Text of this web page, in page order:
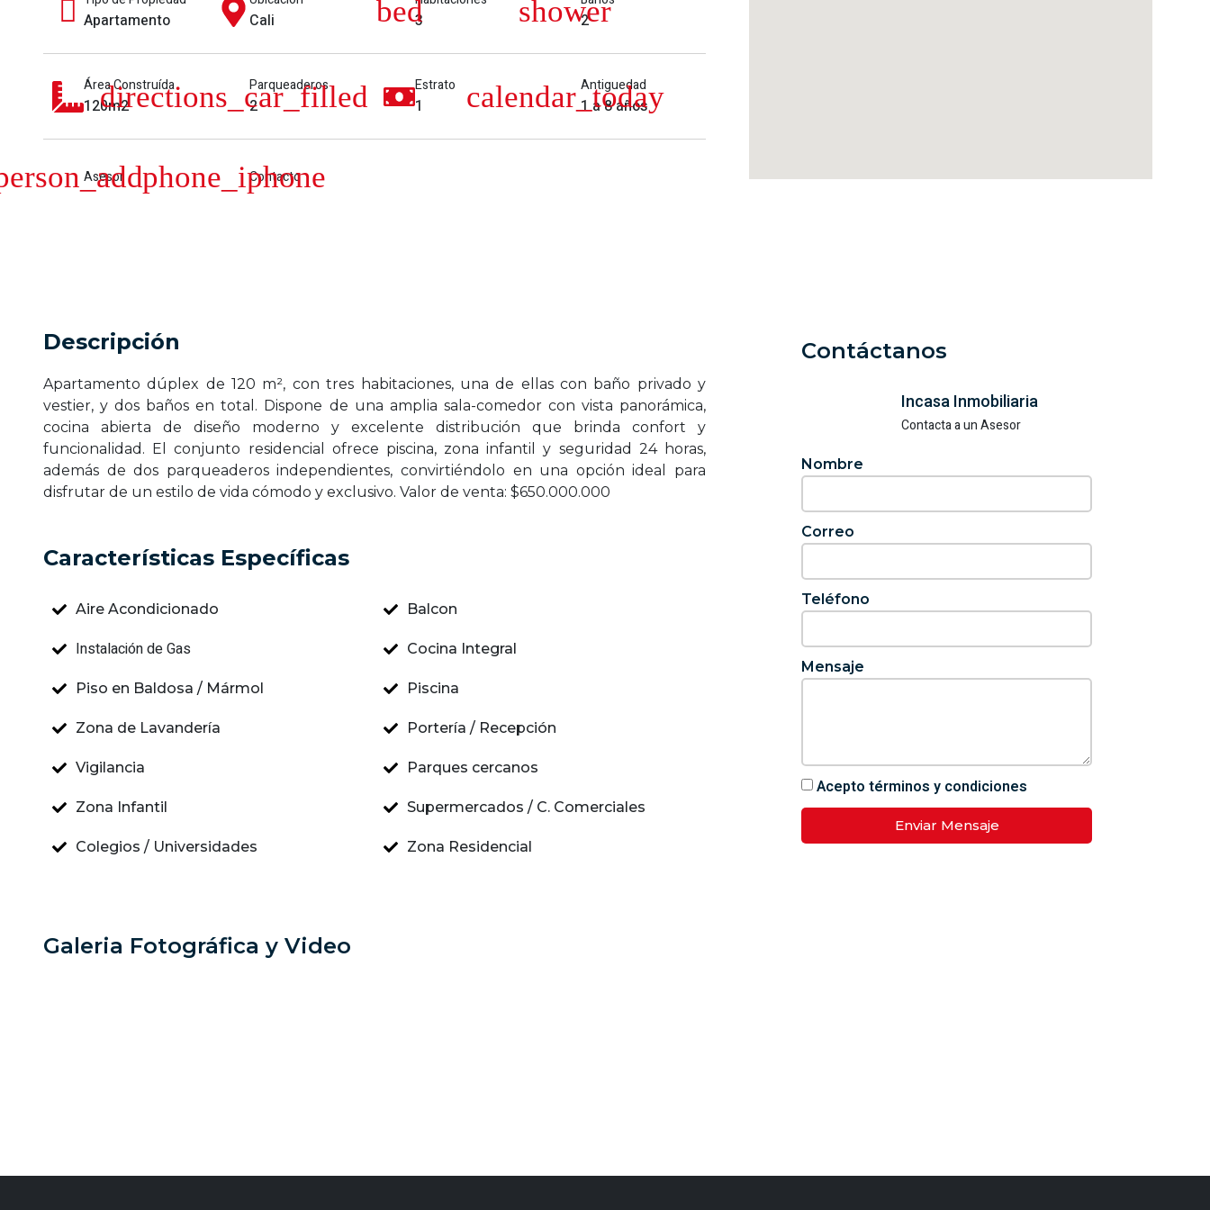
Apartamento Cali 3 2
Área Construída
120m2
Parqueaderos
2
Estrato
1
Antiguedad
1 a 8 años
Asesor Contacto
Descripción
Apartamento dúplex de 120 m², con tres habitaciones, una de ellas con baño privado y
vestier, y dos baños en total. Dispone de una amplia sala-comedor con vista panorámica,
cocina abierta de diseño moderno y excelente distribución que brinda confort y
funcionalidad. El conjunto residencial ofrece piscina, zona infantil y seguridad 24 horas,
además de dos parqueaderos independientes, convirtiéndolo en una opción ideal para
disfrutar de un estilo de vida cómodo y exclusivo. Valor de venta: $650.000.000
Características Específicas
Aire Acondicionado
Instalación de Gas
Piso en Baldosa / Mármol
Zona de Lavandería
Vigilancia
Zona Infantil
Colegios / Universidades
Balcon
Cocina Integral
Piscina
Portería / Recepción
Parques cercanos
Supermercados / C. Comerciales
Zona Residencial
Galeria Fotográfica y Video
Contáctanos
Incasa Inmobiliaria
Contacta a un Asesor
Nombre
Correo
Teléfono
Mensaje
Acepto términos y condiciones
Enviar Mensaje